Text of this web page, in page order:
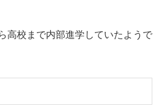
高校まで内部進学していたようで